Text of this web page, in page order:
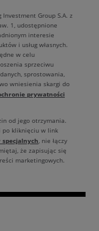
Group S.A. z
1, udostępnione
interesie
i usług własnych.
w celu
sprzeciwu
sprostowania,
wniesienia skargi do
prywatności
od jego otrzymania.
po kliknięciu w link
, nie łączy
że zapisując się
marketingowych.